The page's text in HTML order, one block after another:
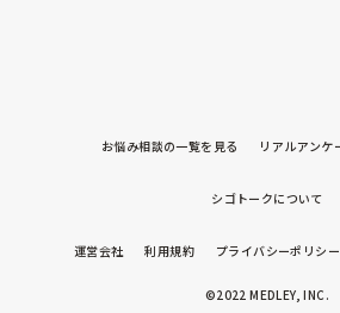
お悩み相談の一覧を見る リアルアンケ
シゴトークについて
運営会社 利用規約 プライバシーポリシー
©2022 MEDLEY, INC.